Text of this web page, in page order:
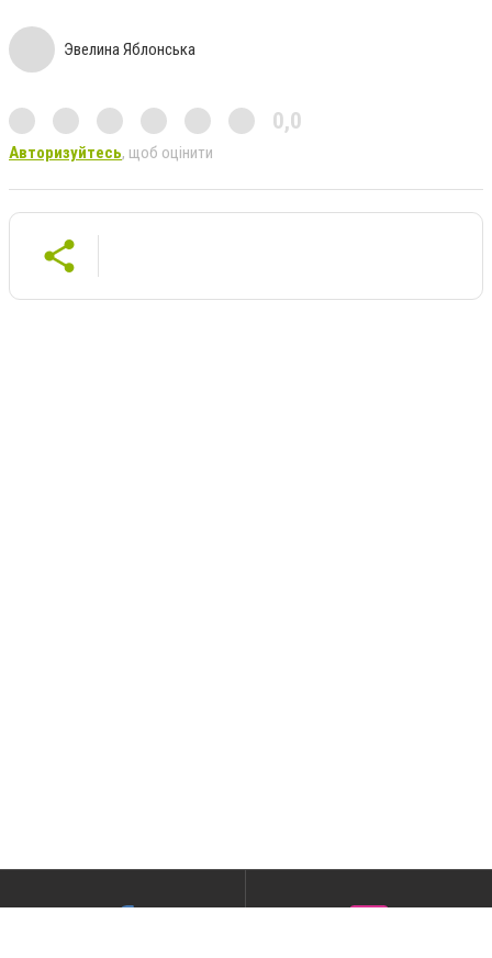
Эвелина Яблонська
0,0
Авторизуйтесь, щоб оцінити